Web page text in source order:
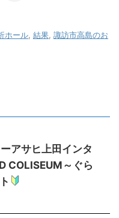
ホール 結果 諏訪市高島のお
アサヒ上田インタ
COLISEUM～ぐら